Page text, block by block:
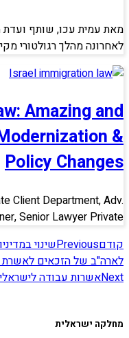
מאת עמית עכו, שותף
לאחרונה מהלך רגולטורי
Amazing and
&
Policy Changes
Client Department, Adv.
Senior Lawyer Private
קודםPreviousשינוי
לארה"ב של הזכאים לאשרת
Nextאשרות עבודה
מחלקה ישראלית